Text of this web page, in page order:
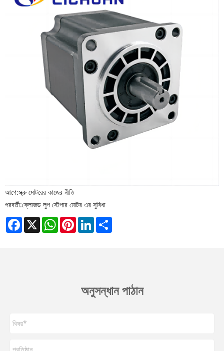
আগে:স্ক্রু মোটরের কাজের নীতি
পরবর্তী:ক্লোজড লুপ স্টেপার মোটর এর সুবিধা
Facebook
X WhatsAppPinterestLinkedIn
অনুসন্ধান পাঠান